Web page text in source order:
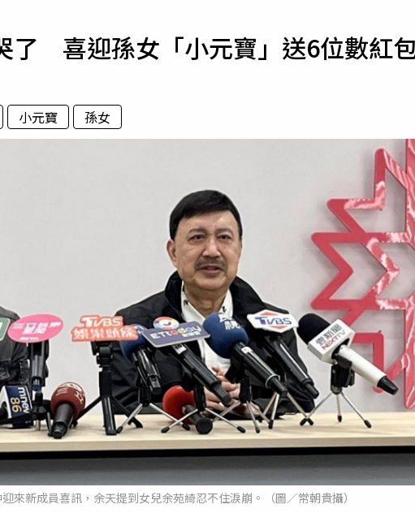
運勢
了 喜迎孫女「小元寶」送6位數紅
小元寶 孫女
來新成員喜訊，余天提到女兒余苑綺忍不住淚崩。（圖／常朝貴攝）